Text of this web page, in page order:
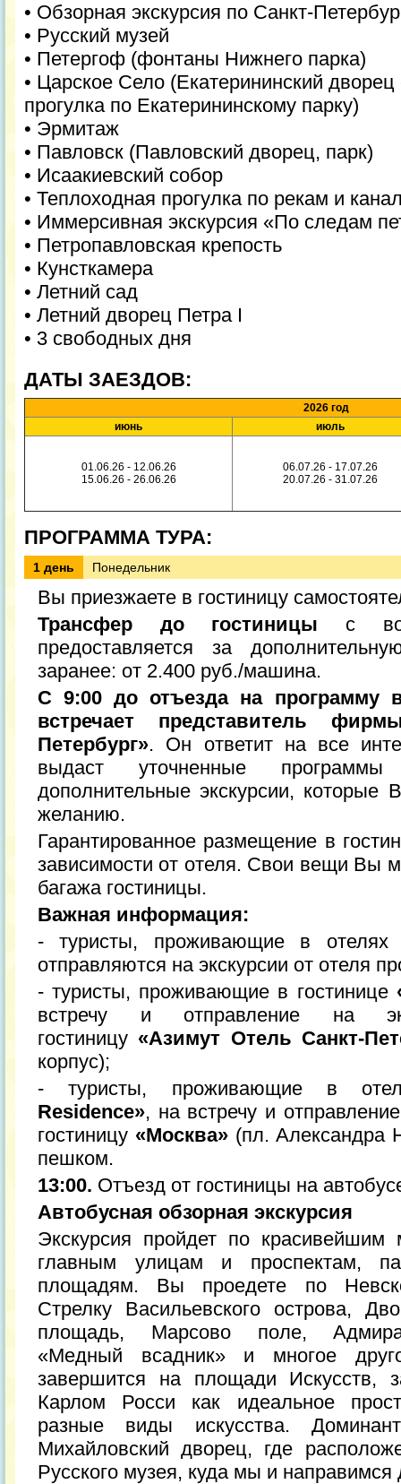
• Обзорная экскурсия по Санкт-
• Русский музей
• Петергоф (фонтаны Нижнего парка)
• Царское Село (Екатерининский
прогулка по Екатерининскому парку)
• Эрмитаж
• Павловск (Павловский дворец, парк)
• Исаакиевский собор
• Теплоходная прогулка по рекам и
• Иммерсивная экскурсия «По следам
• Петропавловская крепость
• Кунсткамера
• Летний сад
• Летний дворец Петра I
• 3 свободных дня
ДАТЫ ЗАЕЗДОВ:
2026 год
июнь
июль
01.06.26 - 12.06.26
15.06.26 - 26.06.26
06.07.26 - 17.07.26
20.07.26 - 31.07.26
ПРОГРАММА ТУРА:
1 день Понедельник
Вы приезжаете в гостиницу
Трансфер до гостиницы с
предоставляется за
заранее: от 2.400 руб./машина.
С 9:00 до отъезда на программу
встречает представитель
Петербург». Он ответит на все
выдаст уточненные
дополнительные экскурсии, которые
желанию.
Гарантированное размещение в
зависимости от отеля. Свои вещи Вы
багажа гостиницы.
Важная информация:
- туристы, проживающие в
отправляются на экскурсии от отеля
- туристы, проживающие в гостинице
встречу и отправление на
гостиницу «Азимут Отель Санкт-
корпус);
- туристы, проживающие в
Residence», на встречу и
гостиницу «Москва»(пл. Александра
пешком.
13:00. Отъезд от гостиницы на
Автобусная обзорная экскурсия
Экскурсия пройдет по
главным улицам и проспектам,
площадям. Вы проедете по
Стрелку Васильевского острова,
площадь, Марсово поле,
«Медный всадник» и многое
завершится на площади Искусств,
Карлом Росси как идеальное
разные виды искусства.
Михайловский дворец, где
Русского музея, куда мы и